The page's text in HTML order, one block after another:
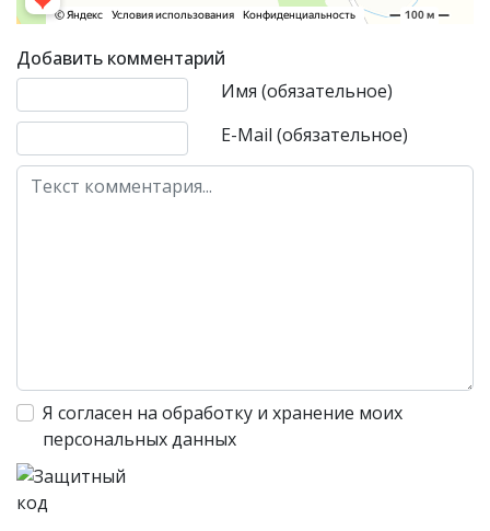
Добавить комментарий
Имя (обязательное)
E-Mail (обязательное)
Текст комментария
Я согласен на обработку и хранение моих
персональных данных